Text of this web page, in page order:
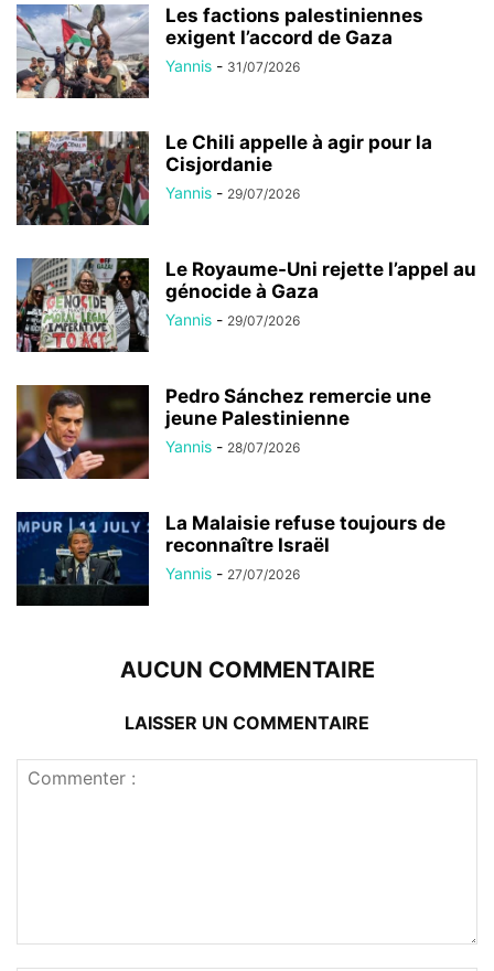
Les factions palestiniennes
exigent l’accord de Gaza
Yannis - 31/07/2026
Le Chili appelle à agir pour la
Cisjordanie
Yannis - 29/07/2026
Le Royaume-Uni rejette l’appel au
génocide à Gaza
Yannis - 29/07/2026
Pedro Sánchez remercie une
jeune Palestinienne
Yannis - 28/07/2026
La Malaisie refuse toujours de
reconnaître Israël
Yannis - 27/07/2026
AUCUN COMMENTAIRE
LAISSER UN COMMENTAIRE